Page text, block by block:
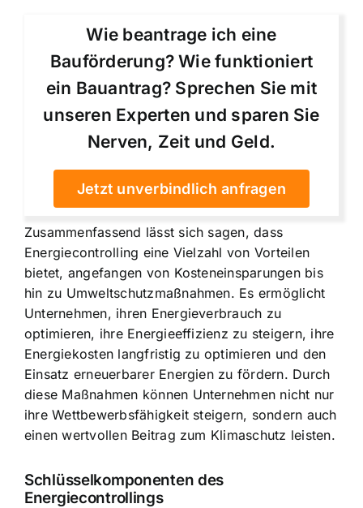
Wie beantrage ich eine
Bauförderung? Wie funktioniert
ein Bauantrag? Sprechen Sie mit
unseren Experten und sparen Sie
Nerven, Zeit und Geld.
Jetzt unverbindlich anfragen
Zusammenfassend lässt sich sagen, dass
Energiecontrolling eine Vielzahl von Vorteilen
bietet, angefangen von Kosteneinsparungen bis
hin zu Umweltschutzmaßnahmen. Es ermöglicht
Unternehmen, ihren Energieverbrauch zu
optimieren, ihre Energieeffizienz zu steigern, ihre
Energiekosten langfristig zu optimieren und den
Einsatz erneuerbarer Energien zu fördern. Durch
diese Maßnahmen können Unternehmen nicht nur
ihre Wettbewerbsfähigkeit steigern, sondern auch
einen wertvollen Beitrag zum Klimaschutz leisten.
Schlüsselkomponenten des
Energiecontrollings